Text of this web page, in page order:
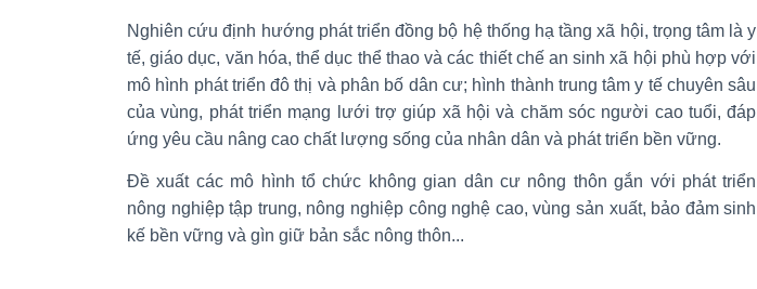
Nghiên cứu định hướng phát triển đồng bộ hệ thống hạ tầng xã hội, trọng tâm là y
tế, giáo dục, văn hóa, thể dục thể thao và các thiết chế an sinh xã hội phù hợp với
mô hình phát triển đô thị và phân bố dân cư; hình thành trung tâm y tế chuyên sâu
của vùng, phát triển mạng lưới trợ giúp xã hội và chăm sóc người cao tuổi, đáp
ứng yêu cầu nâng cao chất lượng sống của nhân dân và phát triển bền vững.
Đề xuất các mô hình tổ chức không gian dân cư nông thôn gắn với phát triển
nông nghiệp tập trung, nông nghiệp công nghệ cao, vùng sản xuất, bảo đảm sinh
kế bền vững và gìn giữ bản sắc nông thôn...